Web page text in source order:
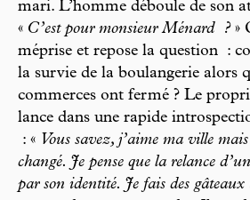
mari. L’homme déboule de son
« C’est pour monsieur Ménard ?»
méprise et repose la question :
la survie de la boulangerie alors
commerces ont fermé ? Le
lance dans une rapide
: « Vous savez, j’aime ma ville
changé. Je pense que la relance
par son identité. Je fais des gâteaux